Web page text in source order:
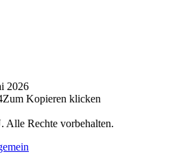
2026
Zum Kopieren klicken
Rechte vorbehalten.